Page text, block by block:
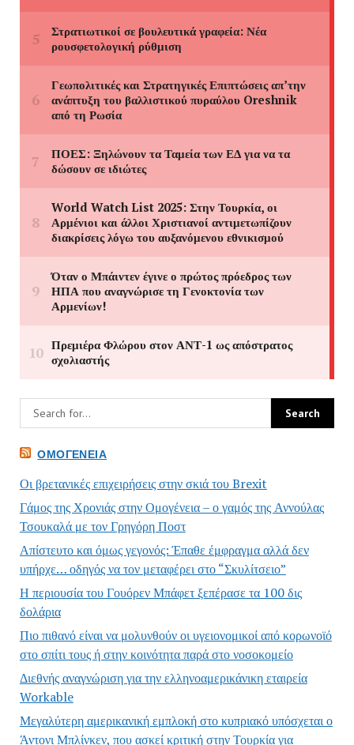
ΟΜΟΓΈΝΕΙΑ
Οι βρετανικές επιχειρήσεις στην σκιά του Brexit
Γάμος της Χρονιάς στην Ομογένεια – ο γαμός της Αννούλας
Τσουκαλά με τον Γρηγόρη Ποστ
Απίστευτο και όμως γεγονός: Έπαθε έμφραγμα αλλά δεν
υπήρχε… οδηγός να τον μεταφέρει στο “Σκυλίτσειο”
Η περιουσία του Γουόρεν Μπάφετ ξεπέρασε τα 100 δις
δολάρια
Πιο πιθανό είναι να μολυνθούν οι υγειονομικοί από κορωνοϊό
στο σπίτι τους ή στην κοινότητα παρά στο νοσοκομείο
Διεθνής αναγνώριση για την ελληνοαμερικάνικη εταιρεία
Workable
Μεγαλύτερη αμερικανική εμπλοκή στο κυπριακό υπόσχεται ο
Άντονι Μπλίνκεν, που ασκεί κριτική στην Τουρκία για